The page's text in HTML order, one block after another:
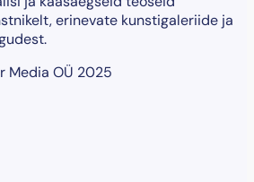
erinevate kunstigaleriide ja
Media OÜ 2025